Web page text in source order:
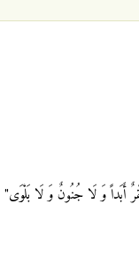
أَبَداً وَ لَا جُنُونٌ وَ لَا بَلْوَى"‏